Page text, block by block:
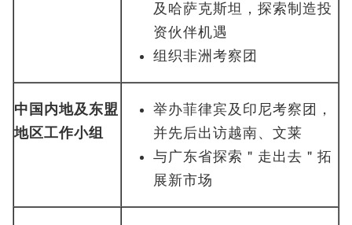
及哈萨克斯坦，探索制造投
资伙伴机遇
组织非洲考察团
中国内地及东盟
地区工作小组
举办菲律宾及印尼考察团，
并先后出访越南、文莱
与广东省探索＂走出去＂拓
展新市场